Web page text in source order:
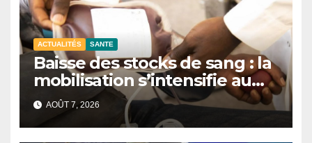
ACTUALITÉS SANTE
Baisse des stocks de sang : la
mobilisation s’intensifie au
CNTS de Dakar.
AOÛT 7, 2026